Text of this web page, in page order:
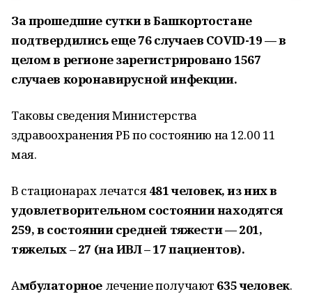
За прошедшие сутки в Башкортостане
подтвердились еще 76 случаев COVID-19 — в
целом в регионе зарегистрировано 1567
случаев коронавирусной инфекции.
Таковы сведения Министерства
здравоохранения РБ по состоянию на 12.00 11
мая.
В стационарах лечатся481 человек, из них в
удовлетворительном состоянии находятся
259, в состоянии средней тяжести — 201,
тяжелых – 27 (на ИВЛ – 17 пациентов).
Амбулаторноелечение получают 635 человек.